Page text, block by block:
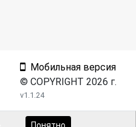
Мобильная версия
© COPYRIGHT 2026 г.
v1.1.24